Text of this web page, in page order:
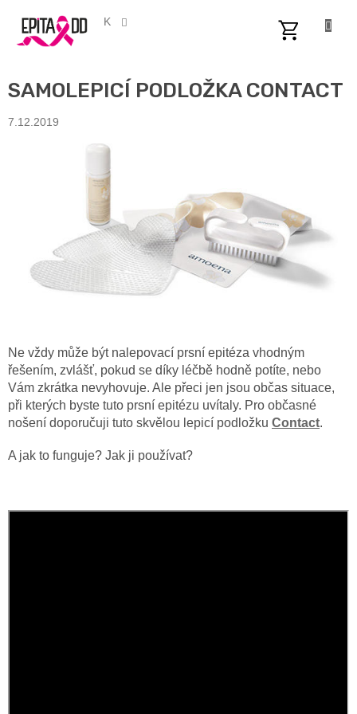
obsah
CZK
SAMOLEPICÍ PODLOŽKA CONTACT
7.12.2019
Ne vždy může být nalepovací prsní epitéza vhodným
řešením, zvlášť, pokud se díky léčbě hodně potíte, nebo
Vám zkrátka nevyhovuje. Ale přeci jen jsou občas situace,
při kterých byste tuto prsní epitézu uvítaly. Pro občasné
nošení doporučuji tuto skvělou lepicí podložku Contact.
A jak to funguje? Jak ji používat?